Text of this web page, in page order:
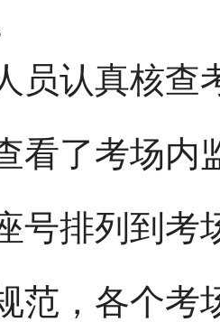
认真核查考
看了考场内
号排列到考
范，各个考